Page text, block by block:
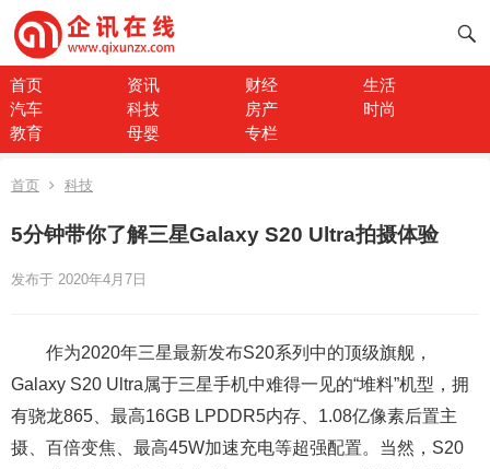
首页 资讯 财经
生活
汽车
科技 房产
时尚
教育
母婴 专栏
首页 科技
5分钟带你了解三星Galaxy S20 Ultra拍摄体验
发布于 2020年4月7日
作为2020年三星最新发布S20系列中的顶级旗舰，
Galaxy S20 Ultra属于三星手机中难得一见的“堆料”机型，拥
有骁龙865、最高16GB LPDDR5内存、1.08亿像素后置主
摄、百倍变焦、最高45W加速充电等超强配置。当然，S20